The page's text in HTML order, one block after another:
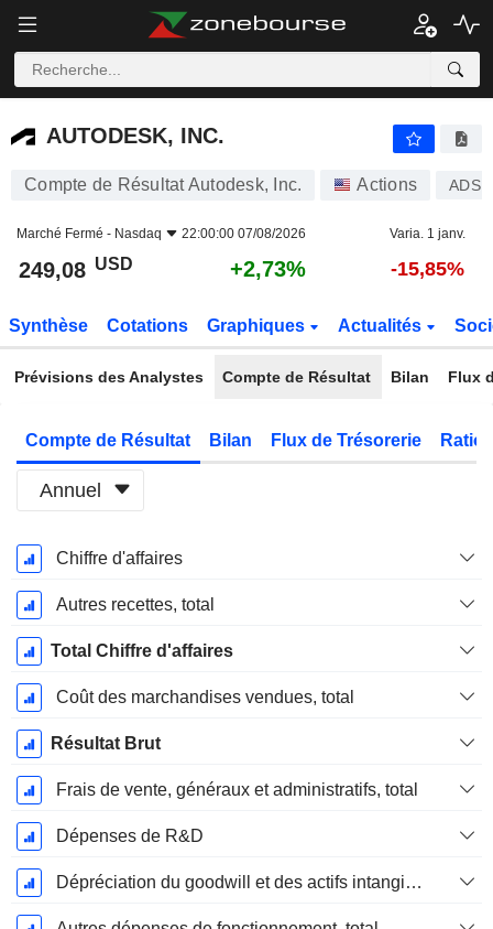
AUTODESK, INC.
AUTODESK, INC.
Compte de Résultat Autodesk, Inc. Actions ADSK
Marché Fermé - Nasdaq 22:00:00 07/08/2026 Varia. 1 janv.
249,08 USD +2,73% -15,85%
Synthèse Cotations Graphiques Actualités
Prévisions des Analystes Compte de Résultat Bilan Flux
Compte de Résultat Bilan Flux de Trésorerie
Annuel
Période
Fiscale:
Janvier
Chiffre d'affaires
Autres recettes, total
Total Chiffre d'affaires
Coût des marchandises vendues, total
Résultat Brut
Frais de vente, généraux et administratifs, total
Dépenses de R&D
Dépréciation du goodwill et des actifs intangibles